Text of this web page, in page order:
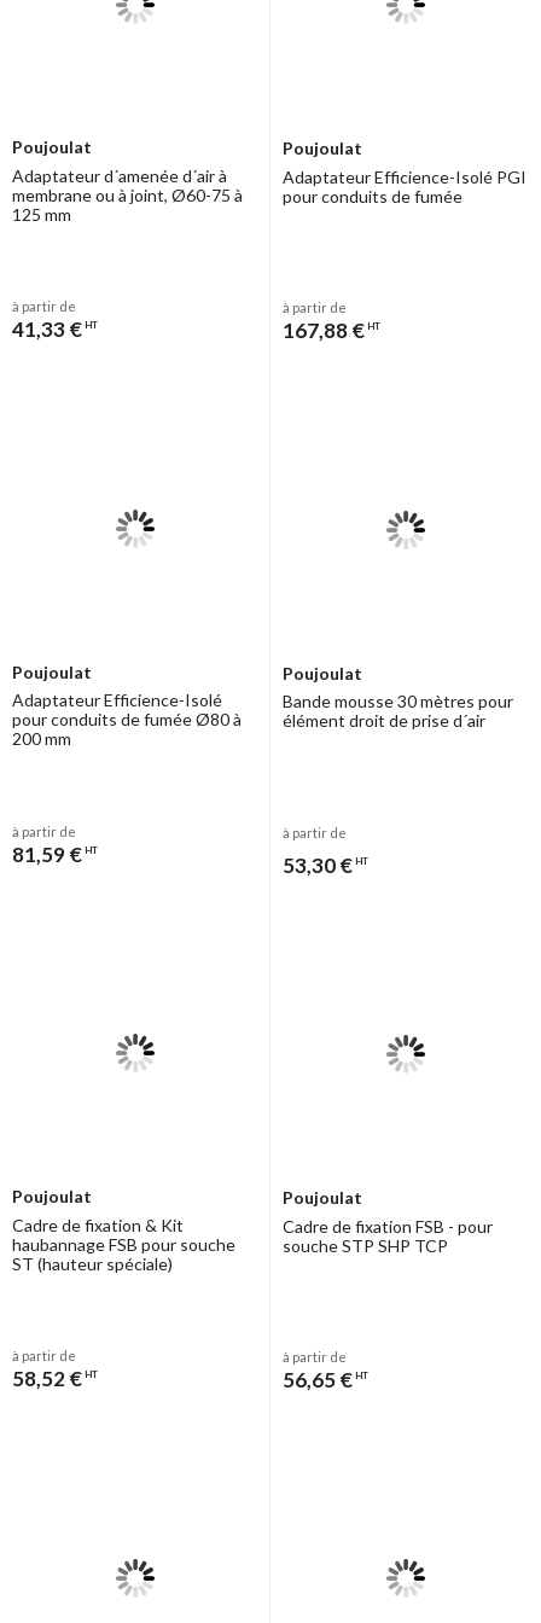
Poujoulat
Adaptateur d´amenée d´air à
membrane ou à joint, Ø60-75 à
125 mm
à partir de
41,33 € HT
Poujoulat
Adaptateur Efficience-Isolé PGI
pour conduits de fumée
à partir de
167,88 € HT
Poujoulat
Adaptateur Efficience-Isolé
pour conduits de fumée Ø80 à
200 mm
à partir de
81,59 € HT
Poujoulat
Bande mousse 30 mètres pour
élément droit de prise d´air
à partir de
53,30 € HT
Poujoulat
Cadre de fixation & Kit
haubannage FSB pour souche
ST (hauteur spéciale)
à partir de
58,52 € HT
Poujoulat
Cadre de fixation FSB - pour
souche STP SHP TCP
à partir de
56,65 € HT